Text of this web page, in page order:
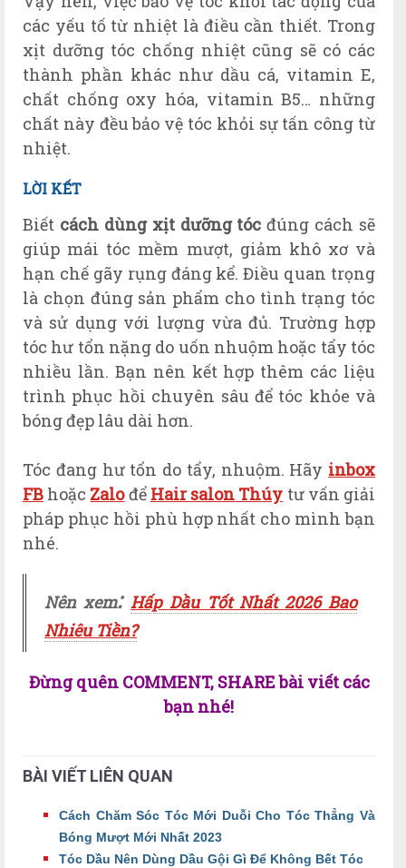
các yếu tố từ nhiệt là điều cần thiết. Trong
xịt dưỡng tóc chống nhiệt cũng sẽ có các
thành phần khác như dầu cá, vitamin E,
chất chống oxy hóa, vitamin B5… những
chất này đều bảo vệ tóc khỏi sự tấn công từ
nhiệt.
LỜI KẾT
Biết cách dùng xịt dưỡng tóc đúng cách sẽ
giúp mái tóc mềm mượt, giảm khô xơ và
hạn chế gãy rụng đáng kể. Điều quan trọng
là chọn đúng sản phẩm cho tình trạng tóc
và sử dụng với lượng vừa đủ. Trường hợp
tóc hư tổn nặng do uốn nhuộm hoặc tẩy tóc
nhiều lần. Bạn nên kết hợp thêm các liệu
trình phục hồi chuyên sâu để tóc khỏe và
bóng đẹp lâu dài hơn.
Tóc đang hư tổn do tẩy, nhuộm. Hãy inbox
FB hoặc Zalođể Hair salon Thúy tư vấn giải
pháp phục hồi phù hợp nhất cho mình bạn
nhé.
Nên xem: Hấp Dầu Tốt Nhất 2026 Bao
Nhiêu Tiền?
Đừng quên COMMENT, SHARE bài viết các
bạn nhé!
BÀI VIẾT LIÊN QUAN
Cách Chăm Sóc Tóc Mới Duỗi Cho Tóc Thẳng Và
Bóng Mượt Mới Nhất 2023
Tóc Dầu Nên Dùng Dầu Gội Gì Để Không Bết Tóc